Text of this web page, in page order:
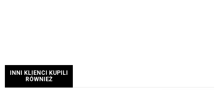
INNI KLIENCI KUPILI
RÓWNIEŻ